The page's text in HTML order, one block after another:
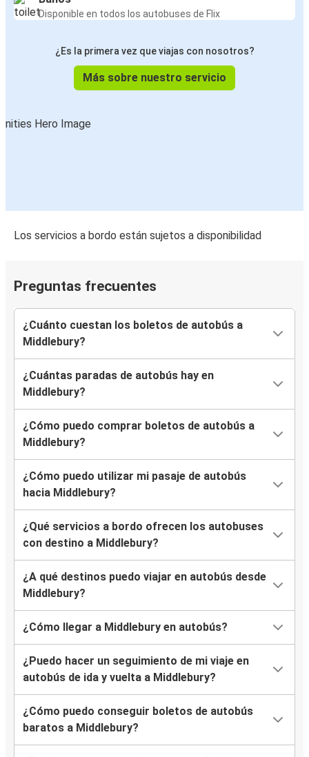
Disponible en todos los autobuses de Flix
¿Es la primera vez que viajas con nosotros?
Más sobre nuestro servicio
Los servicios a bordo están sujetos a disponibilidad
Preguntas frecuentes
¿Cuánto cuestan los boletos de autobús a
Middlebury?
¿Cuántas paradas de autobús hay en
Middlebury?
¿Cómo puedo comprar boletos de autobús a
Middlebury?
¿Cómo puedo utilizar mi pasaje de autobús
hacia Middlebury?
¿Qué servicios a bordo ofrecen los autobuses
con destino a Middlebury?
¿A qué destinos puedo viajar en autobús desde
Middlebury?
¿Cómo llegar a Middlebury en autobús?
¿Puedo hacer un seguimiento de mi viaje en
autobús de ida y vuelta a Middlebury?
¿Cómo puedo conseguir boletos de autobús
baratos a Middlebury?